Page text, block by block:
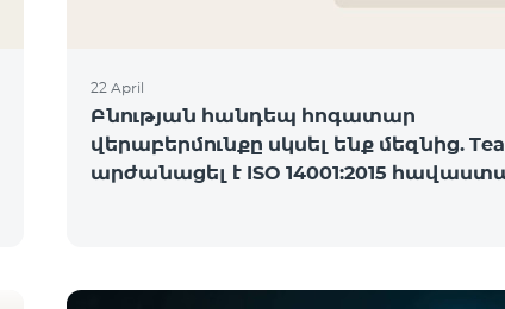
22 April
Բնության հանդեպ հոգատար
վերաբերմունքը սկսել ենք մեզնից.
արժանացել է ISO 14001:2015